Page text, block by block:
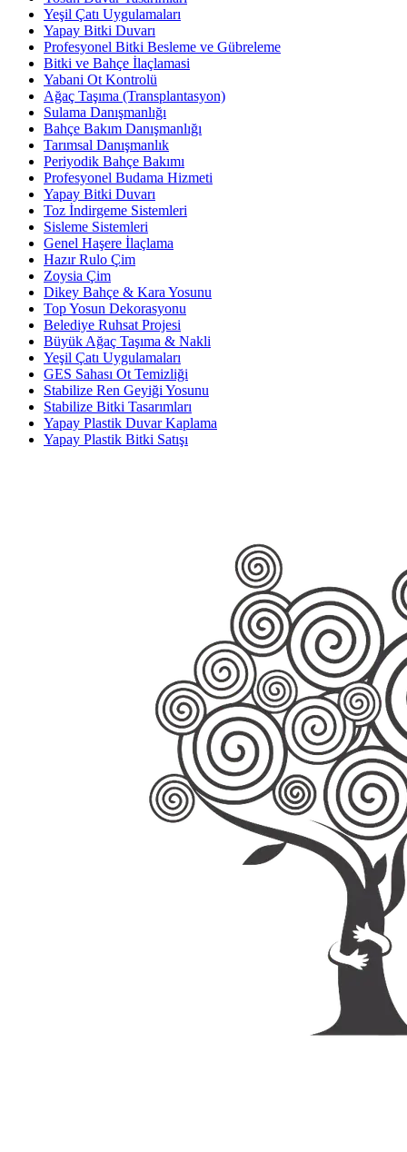
Yeşil Çatı Uygulamaları
Yapay Bitki Duvarı
Profesyonel Bitki Besleme ve Gübreleme
Bitki ve Bahçe İlaçlamasi
Yabani Ot Kontrolü
Ağaç Taşıma (Transplantasyon)
Sulama Danışmanlığı
Bahçe Bakım Danışmanlığı
Tarımsal Danışmanlık
Periyodik Bahçe Bakımı
Profesyonel Budama Hizmeti
Yapay Bitki Duvarı
Toz İndirgeme Sistemleri
Sisleme Sistemleri
Genel Haşere İlaçlama
Hazır Rulo Çim
Zoysia Çim
Dikey Bahçe & Kara Yosunu
Top Yosun Dekorasyonu
Belediye Ruhsat Projesi
Büyük Ağaç Taşıma & Nakli
Yeşil Çatı Uygulamaları
GES Sahası Ot Temizliği
Stabilize Ren Geyiği Yosunu
Stabilize Bitki Tasarımları
Yapay Plastik Duvar Kaplama
Yapay Plastik Bitki Satışı